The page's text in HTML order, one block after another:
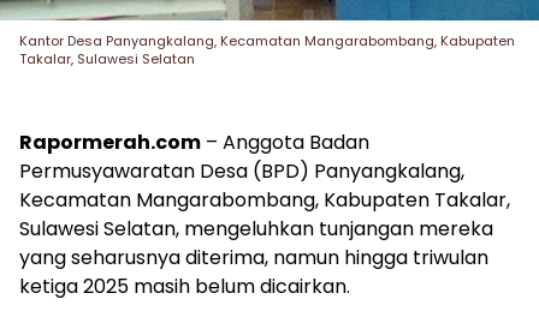
Kantor Desa Panyangkalang, Kecamatan Mangarabombang, Kabupaten
Takalar, Sulawesi Selatan
Rapormerah.com – Anggota Badan
Permusyawaratan Desa (BPD) Panyangkalang,
Kecamatan Mangarabombang, Kabupaten Takalar,
Sulawesi Selatan, mengeluhkan tunjangan mereka
yang seharusnya diterima, namun hingga triwulan
ketiga 2025 masih belum dicairkan.